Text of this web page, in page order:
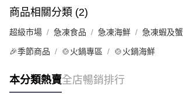
商品相關分類 (2)
超級市場 急凍食品 急凍海鮮 急凍蝦及蟹
🎉季節商品 🍲火鍋專區 🍲火鍋海鮮
本分類熱賣全店暢銷排行